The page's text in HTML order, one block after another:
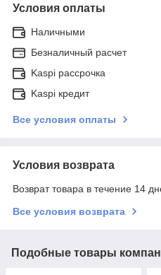
Условия оплаты
Наличными
Безналичный расчет
Kaspi рассрочка
Kaspi кредит
Все условия оплаты
Условия возврата
Возврат товара в течение 14
Все условия возврата
Подобные товары